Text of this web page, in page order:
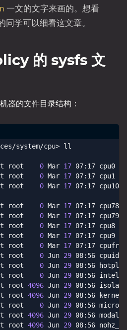
一文的文字来画的。想看
同学可以细看这文章。
的 sysfs 文
器的文件目录结构：
root 0 Mar 17
root 0 Mar 17
root 0 Mar 17
root 0 Mar 17
root 0 Mar 17
root 0 Mar 17
root 0 Mar 17
root 0 Mar 17
root 0 Jun 29
root 0 Jun 29
root 0 Jun 29
root 4096 Jun 29
root 4096 Jun 29
root 0 Jun 29
root 4096 Jun 29
root 4096 Jun 29